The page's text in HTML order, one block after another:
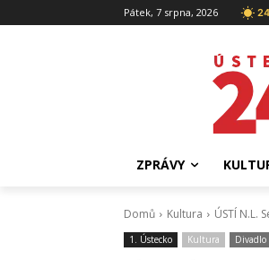
Pátek, 7 srpna, 2026
ZPRÁVY
Domů Kultura ÚSTÍ N.L.
1. Ústecko Kultura Divadlo